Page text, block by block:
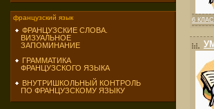
французский язык
ФРАНЦУЗСКИЕ СЛОВА.
ВИЗУАЛЬНОЕ
ЗАПОМИНАНИЕ
ГРАММАТИКА
ФРАНЦУЗСКОГО ЯЗЫКА
ВНУТРИШКОЛЬНЫЙ КОНТРОЛЬ
ПО ФРАНЦУЗСКОМУ ЯЗЫКУ
6